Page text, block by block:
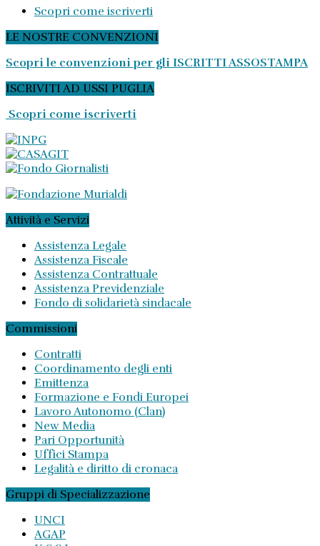
Scopri come iscriverti
LE NOSTRE CONVENZIONI
Scopri le convenzioni per gli ISCRITTI ASSOSTAMPA
ISCRIVITI AD USSI PUGLIA
Scopri come iscriverti
Attività e Servizi
Assistenza Legale
Assistenza Fiscale
Assistenza Contrattuale
Assistenza Previdenziale
Fondo di solidarietà sindacale
Commissioni
Contratti
Coordinamento degli enti
Emittenza
Formazione e Fondi Europei
Lavoro Autonomo (Clan)
New Media
Pari Opportunità
Uffici Stampa
Legalità e diritto di cronaca
Gruppi di Specializzazione
UNCI
AGAP